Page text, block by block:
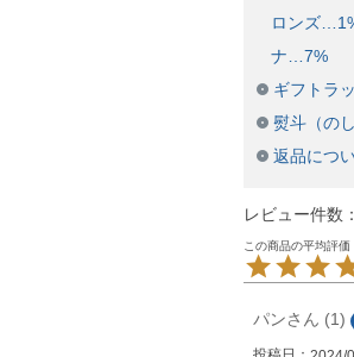
ロンズ
ナ…7%
ギフトラ
熨斗（の
返品につ
レビュー件数
パン 1